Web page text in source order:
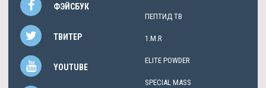
ФЭЙСБУК
ТВИТЕР
YOUTUBE
ПЕПТИД TB
1.M.R
ELITE POWDER
SPECIAL MASS